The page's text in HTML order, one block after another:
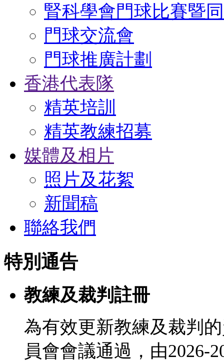
腎科學會門球比賽暨
門球交流會
門球推廣計劃
香港代表隊
精英培訓
精英教練招募
媒體及相片
照片及花絮
新聞稿
聯絡我們
特別通告
教練及裁判註冊
為有效更新教練及裁判
員會會議通過，由2026-